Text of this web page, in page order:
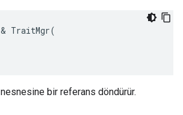
& TraitMgr(
bir referans döndürür.